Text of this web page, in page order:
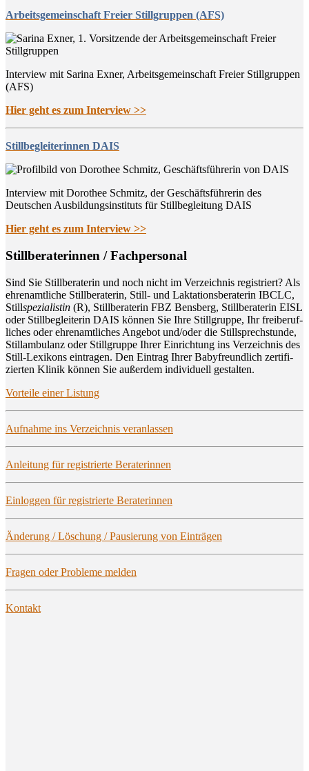
Arbeitsgemeinschaft Freier Stillgruppen (AFS)
Interview mit Sarina Exner, Arbeitsgemeinschaft Freier Stillgruppen
(AFS)
Hier geht es zum Interview >>
Stillbegleiterinnen DAIS
Interview mit Dorothee Schmitz, der Geschäftsführerin des
Deutschen Ausbildungsinstituts für Stillbegleitung DAIS
Hier geht es zum Interview >>
Still­be­ra­te­rin­nen / Fachpersonal
Sind Sie Still­be­ra­te­rin und noch nicht im Ver­zeich­nis regis­triert? Als
ehren­amt­li­che Still­be­ra­te­rin, Still- und Lak­ta­ti­ons­be­ra­te­rin IBCLC,
Stillspe­zia­lis­tin (R), Still­be­ra­te­rin FBZ Bens­berg, Still­be­ra­te­rin EISL
oder Still­be­glei­te­rin DAIS kön­nen Sie Ihre Still­grup­pe, Ihr frei­be­ruf­
li­ches oder ehren­amt­li­ches Ange­bot und/oder die Still­sprech­stun­de,
Still­am­bu­lanz oder Still­grup­pe Ihrer Ein­rich­tung ins Ver­zeich­nis des
Still-Lexi­kons ein­tra­gen. Den Ein­trag Ihrer Baby­freund­lich zer­ti­fi­
zier­ten Kli­nik kön­nen Sie außer­dem indi­vi­du­ell gestalten.
Vor­tei­le einer Listung
Auf­nah­me ins Ver­zeich­nis veranlassen
Anlei­tung für regis­trier­te Beraterinnen
Ein­log­gen für regis­trier­te Beraterinnen
Ände­rung / Löschung / Pau­sie­rung von Einträgen
Fra­gen oder Pro­ble­me melden
Kon­takt